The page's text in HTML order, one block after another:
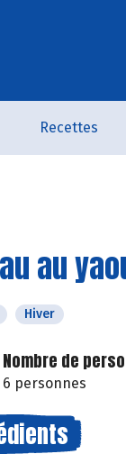
Recettes
au
Hiver
Nombre de
6 personnes